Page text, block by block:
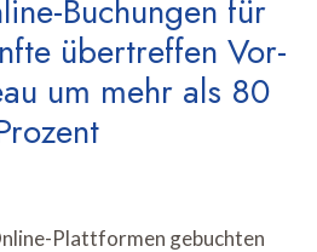
Buchungen für
übertreffen Vor-
um mehr als 80
Plattformen gebuchten